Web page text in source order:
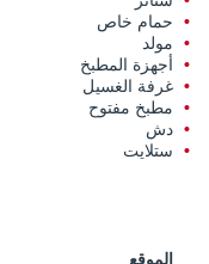
حمام خاص
مولد
أجهزة المطبخ
غرفة الغسيل
مطبخ مفتوح
دش
ستلايت
الموقع